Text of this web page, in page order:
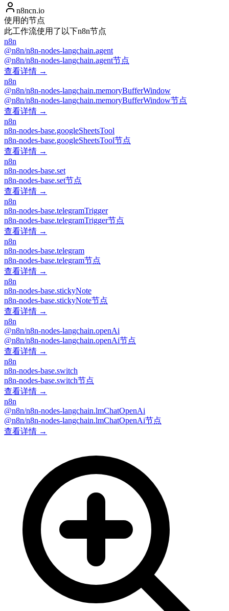
n8ncn.io
使用的节点
此工作流使用了以下n8n节点
n8n
@n8n/n8n-nodes-langchain.agent
@n8n/n8n-nodes-langchain.agent节点
查看详情 →
n8n
@n8n/n8n-nodes-langchain.memoryBufferWindow
@n8n/n8n-nodes-langchain.memoryBufferWindow节点
查看详情 →
n8n
n8n-nodes-base.googleSheetsTool
n8n-nodes-base.googleSheetsTool节点
查看详情 →
n8n
n8n-nodes-base.set
n8n-nodes-base.set节点
查看详情 →
n8n
n8n-nodes-base.telegramTrigger
n8n-nodes-base.telegramTrigger节点
查看详情 →
n8n
n8n-nodes-base.telegram
n8n-nodes-base.telegram节点
查看详情 →
n8n
n8n-nodes-base.stickyNote
n8n-nodes-base.stickyNote节点
查看详情 →
n8n
@n8n/n8n-nodes-langchain.openAi
@n8n/n8n-nodes-langchain.openAi节点
查看详情 →
n8n
n8n-nodes-base.switch
n8n-nodes-base.switch节点
查看详情 →
n8n
@n8n/n8n-nodes-langchain.lmChatOpenAi
@n8n/n8n-nodes-langchain.lmChatOpenAi节点
查看详情 →